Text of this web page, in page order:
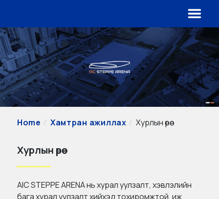
Home Хамтран ажиллах Хурлын өрөө
Хурлын өрөө
AIC STEPPE ARENA нь хурал уулзалт, хэвлэлийн
бага хурал уулзалт хийхэд тохиромжтой, иж